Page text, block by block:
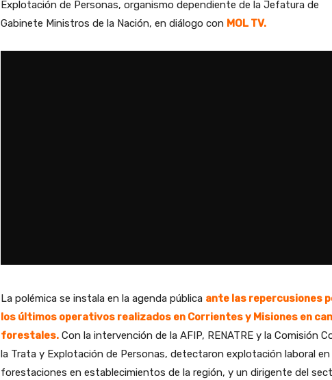
Explotación de Personas, organismo dependiente de la Jefatura de
Gabinete Ministros de la Nación, en diálogo con MOL TV.
La polémica se instala en la agenda pública ante las repercusiones
los últimos operativos realizados en Corrientes y Misiones en
forestales.Con la intervención de la AFIP, RENATRE y la Comisión
la Trata y Explotación de Personas, detectaron explotación laboral en
forestaciones en establecimientos de la región, y un dirigente del